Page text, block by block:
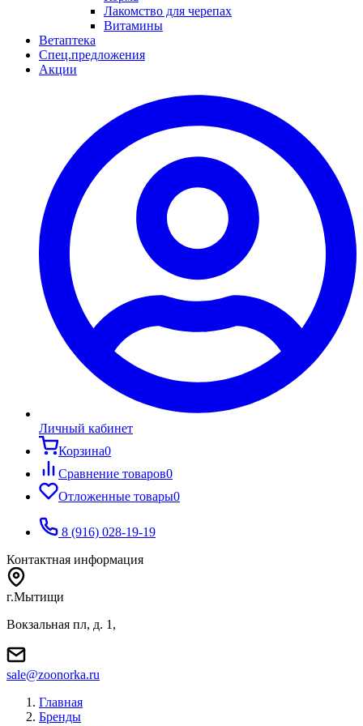
Лакомство для черепах
Витамины
Ветаптека
Спец.предложения
Акции
Личный кабинет
Корзина0
Сравнение товаров0
Отложенные товары0
8 (916) 028-19-19
Контактная информация
г.Мытищи
Вокзальная пл, д. 1,
sale@zoonorka.ru
Главная
Бренды